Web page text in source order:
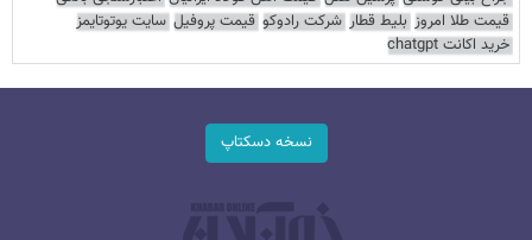
قیمت طلا امروز بلیط قطار شرکت رادوکو قیمت پروفیل سایت یوتوتایمز
خرید اکانت chatgpt
نسخه دسکتاپ